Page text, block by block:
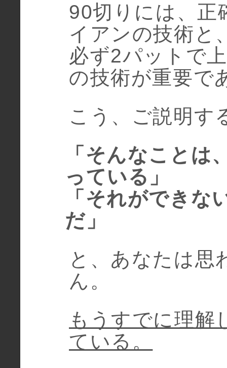
90切りには、正
イアンの技術と
必ず2パットで
の技術が重要で
こう、ご説明す
「そんなことは
っている」
「それができな
だ」
と、あなたは思
ん。
もうすでに理解
ている。